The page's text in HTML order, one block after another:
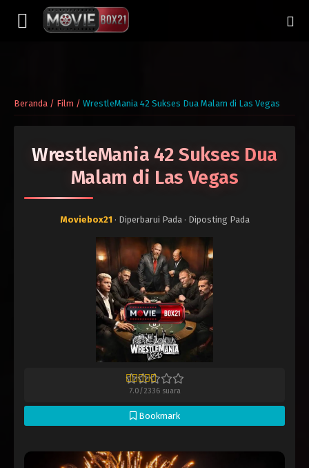
Beranda / Film / WrestleMania 42 Sukses Dua Malam di Las Vegas
WrestleMania 42 Sukses Dua
Malam di Las Vegas
Moviebox21· Diperbarui Pada · Diposting Pada
7.0/ 2336suara
Bookmark